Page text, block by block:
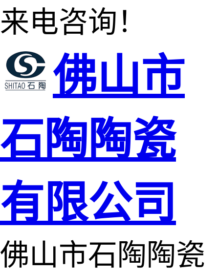
来电咨询！
佛山市
石陶陶瓷
有限公司
佛山市石陶陶瓷